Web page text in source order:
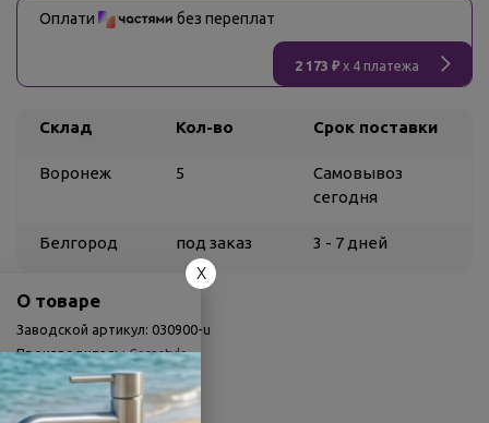
Оплати без переплат
2 173 ₽x 4 платежа
Склад Кол-во Срок поставки
Воронеж 5
Самовывоз
сегодня
Белгород под заказ 3 - 7 дней
О товаре
Заводской артикул: 030900-u
Производитель: Cerastyle
Гарантия: 3 года
Страна:
Турция
X